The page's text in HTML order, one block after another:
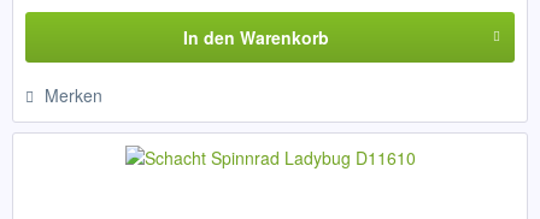
In den Warenkorb
Merken